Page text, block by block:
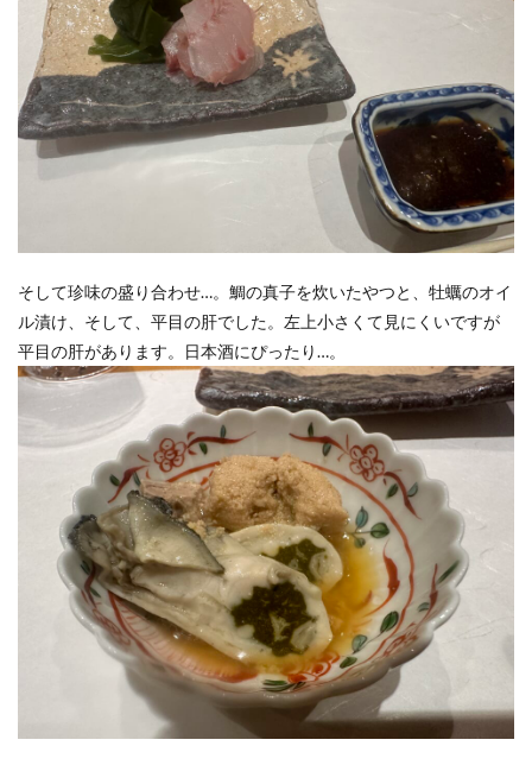
そして珍味の盛り合わせ…。鯛の真子を炊いたやつと、牡蠣のオイ
ル漬け、そして、平目の肝でした。左上小さくて見にくいですが
平目の肝があります。日本酒にぴったり…。